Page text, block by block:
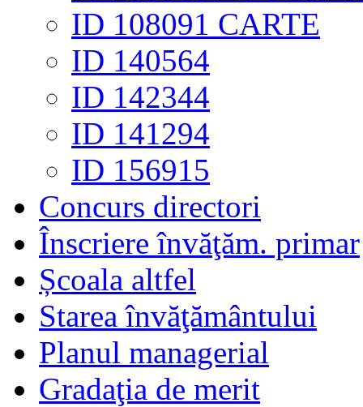
ID 108091 CARTE
ID 140564
ID 142344
ID 141294
ID 156915
Concurs directori
Înscriere învăţăm. primar
Școala altfel
Starea învăţământului
Planul managerial
Gradaţia de merit